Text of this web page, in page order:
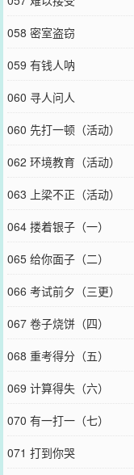
058 密室盗窃
059 有钱人呐
060 寻人问人
060 先打一顿（活动）
062 环境教育（活动）
063 上梁不正（活动）
064 搂着银子（一）
065 给你面子（二）
066 考试前夕（三更）
067 卷子烧饼（四）
068 重考得分（五）
069 计算得失（六）
070 有一打一（七）
071 打到你哭